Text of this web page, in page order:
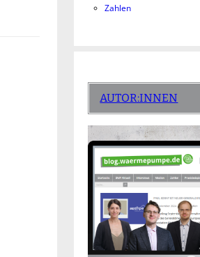
Zahlen
AUTOR:INNEN